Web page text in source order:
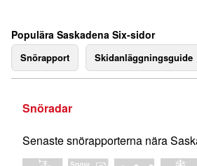
Populära Saskadena Six-sidor
Snörapport Skidanläggningsguide
Snöradar
Senaste snörapporterna nära